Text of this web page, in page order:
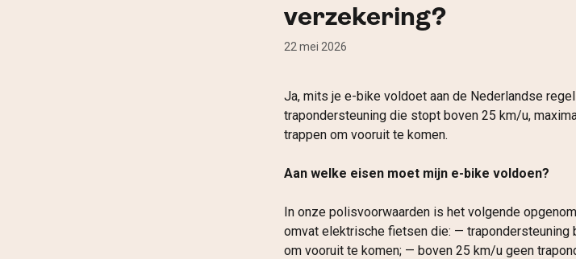
verzekering?
22 mei 2026
Ja, mits je e-bike voldoet aan de Nederlandse
trapondersteuning die stopt boven 25 km/u,
trappen om vooruit te komen.
Aan welke eisen moet mijn e-bike voldoen?
In onze polisvoorwaarden is het volgende
omvat elektrische fietsen die: —
om vooruit te komen; — boven 25 km/u geen